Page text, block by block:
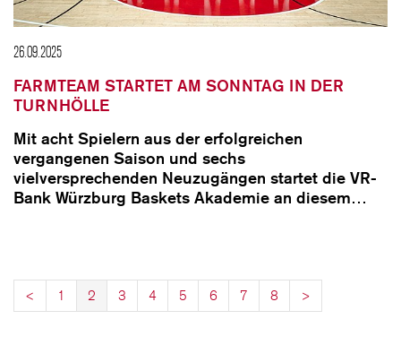
26.09.2025
FARMTEAM STARTET AM SONNTAG IN DER
TURNHÖLLE
Mit acht Spielern aus der erfolgreichen
vergangenen Saison und sechs
vielversprechenden Neuzugängen startet die VR-
Bank Würzburg Baskets Akademie an diesem…
< 1 2 3 4 5 6 7 8 >